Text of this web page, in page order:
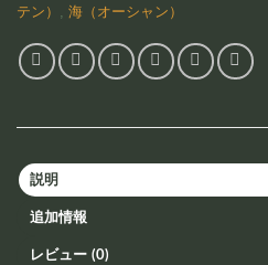
テン） , 海（オーシャン）
説明
追加情報
レビュー (0)